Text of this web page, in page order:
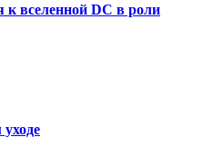
вселенной DC в роли